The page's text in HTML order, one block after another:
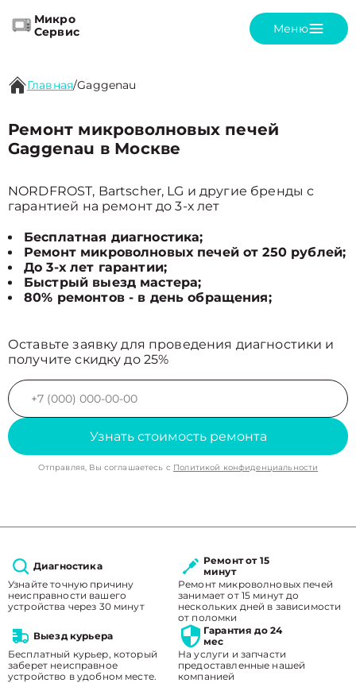
Микро
Сервис
Меню
Главная/Gaggenau
Ремонт микроволновых печей
Gaggenau в Москве
NORDFROST, Bartscher, LG и другие бренды с
гарантией на ремонт до 3-х лет
Бесплатная диагностика;
Ремонт микроволновых печей от 250 рублей;
До 3-х лет гарантии;
Быстрый выезд мастера;
80% ремонтов - в день обращения;
Оставьте заявку для проведения диагностики и
получите скидку до 25%
Узнать стоимость ремонта
Отправляя, Вы соглашаетесь с Политикой конфиденциальности
Диагностика
Узнайте точную причину
неисправности вашего
устройства через 30 минут
Ремонт от 15
минут
Ремонт микроволновых печей
занимает от 15 минут до
нескольких дней в зависимости
от поломки
Выезд курьера
Бесплатный курьер, который
заберет неисправное
устройство в удобном месте.
Гарантия до 24
мес
На услуги и запчасти
предоставленные нашей
компанией